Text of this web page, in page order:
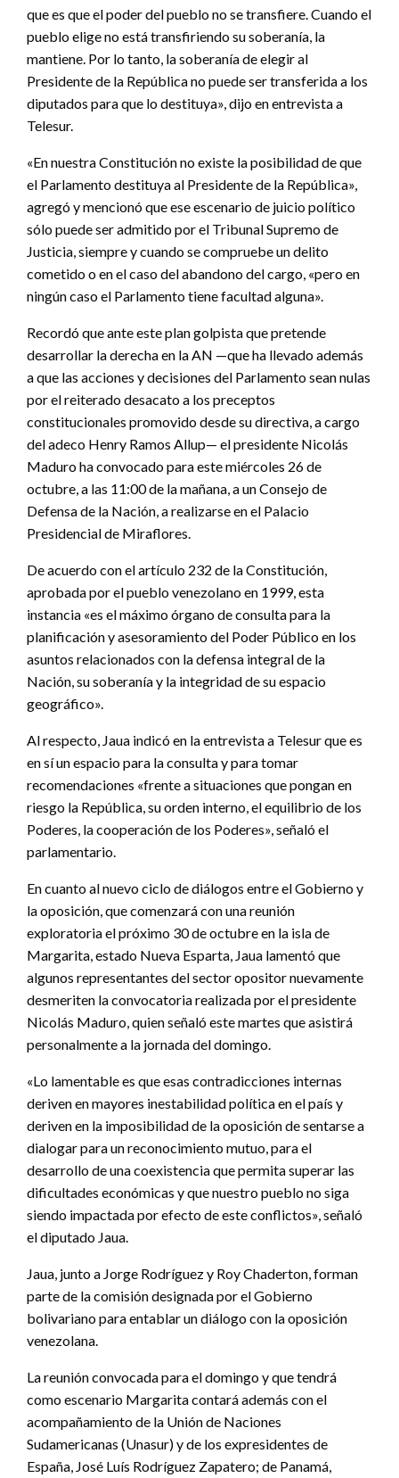
que es que el poder del pueblo no se transfiere. Cuando el
pueblo elige no está transfiriendo su soberanía, la
mantiene. Por lo tanto, la soberanía de elegir al
Presidente de la República no puede ser transferida a los
diputados para que lo destituya», dijo en entrevista a
Telesur.
«En nuestra Constitución no existe la posibilidad de que
el Parlamento destituya al Presidente de la República»,
agregó y mencionó que ese escenario de juicio político
sólo puede ser admitido por el Tribunal Supremo de
Justicia, siempre y cuando se compruebe un delito
cometido o en el caso del abandono del cargo, «pero en
ningún caso el Parlamento tiene facultad alguna».
Recordó que ante este plan golpista que pretende
desarrollar la derecha en la AN —que ha llevado además
a que las acciones y decisiones del Parlamento sean nulas
por el reiterado desacato a los preceptos
constitucionales promovido desde su directiva, a cargo
del adeco Henry Ramos Allup— el presidente Nicolás
Maduro ha convocado para este miércoles 26 de
octubre, a las 11:00 de la mañana, a un Consejo de
Defensa de la Nación, a realizarse en el Palacio
Presidencial de Miraflores.
De acuerdo con el artículo 232 de la Constitución,
aprobada por el pueblo venezolano en 1999, esta
instancia «es el máximo órgano de consulta para la
planificación y asesoramiento del Poder Público en los
asuntos relacionados con la defensa integral de la
Nación, su soberanía y la integridad de su espacio
geográfico».
Al respecto, Jaua indicó en la entrevista a Telesur que es
en sí un espacio para la consulta y para tomar
recomendaciones «frente a situaciones que pongan en
riesgo la República, su orden interno, el equilibrio de los
Poderes, la cooperación de los Poderes», señaló el
parlamentario.
En cuanto al nuevo ciclo de diálogos entre el Gobierno y
la oposición, que comenzará con una reunión
exploratoria el próximo 30 de octubre en la isla de
Margarita, estado Nueva Esparta, Jaua lamentó que
algunos representantes del sector opositor nuevamente
desmeriten la convocatoria realizada por el presidente
Nicolás Maduro, quien señaló este martes que asistirá
personalmente a la jornada del domingo.
«Lo lamentable es que esas contradicciones internas
deriven en mayores inestabilidad política en el país y
deriven en la imposibilidad de la oposición de sentarse a
dialogar para un reconocimiento mutuo, para el
desarrollo de una coexistencia que permita superar las
dificultades económicas y que nuestro pueblo no siga
siendo impactada por efecto de este conflictos», señaló
el diputado Jaua.
Jaua, junto a Jorge Rodríguez y Roy Chaderton, forman
parte de la comisión designada por el Gobierno
bolivariano para entablar un diálogo con la oposición
venezolana.
La reunión convocada para el domingo y que tendrá
como escenario Margarita contará además con el
acompañamiento de la Unión de Naciones
Sudamericanas (Unasur) y de los expresidentes de
España, José Luís Rodríguez Zapatero; de Panamá,